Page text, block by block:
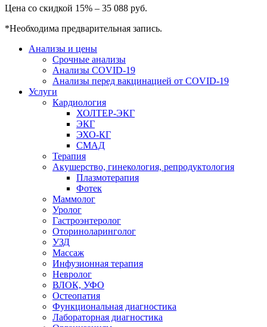
Цена со скидкой 15% – 35 088 руб.
*Необходима предварительная запись.
Анализы и цены
Срочные анализы
Анализы COVID-19
Анализы перед вакцинацией от COVID-19
Услуги
Кардиология
ХОЛТЕР-ЭКГ
ЭКГ
ЭХО-КГ
СМАД
Терапия
Акушерство, гинекология, репродуктология
Плазмотерапия
Фотек
Маммолог
Уролог
Гастроэнтеролог
Оториноларинголог
УЗД
Массаж
Инфузионная терапия
Невролог
ВЛОК, УФО
Остеопатия
Функциональная диагностика
Лабораторная диагностика